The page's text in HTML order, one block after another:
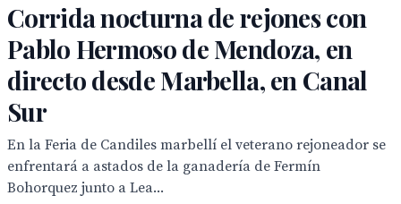
Corrida nocturna de rejones con
Pablo Hermoso de Mendoza, en
directo desde Marbella, en Canal
Sur
En la Feria de Candiles marbellí el veterano rejoneador se
enfrentará a astados de la ganadería de Fermín
Bohorquez junto a Lea...